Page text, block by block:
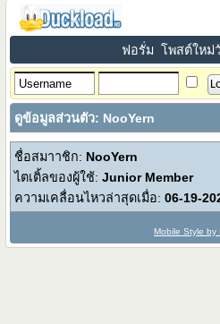
ฟอรั่ม โพสต์ใหม่
ดูข้อมูลส่วนตัว: NooYern
ชื่อสมาาชิก: NooYern
ไตเติ้ลของผู้ใช้:Junior Member
ความเคลื่อนไหวล่าสุดเมื่อ: 06-19-
Mobile Style by